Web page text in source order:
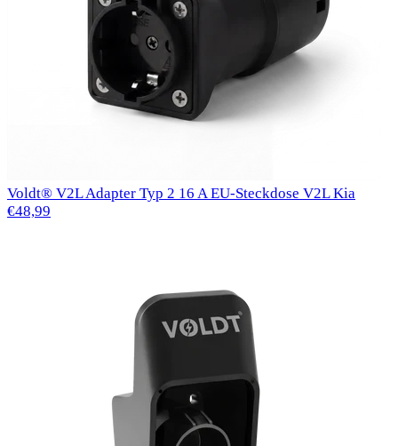
Voldt® V2L Adapter Typ 2 16 A EU-Steckdose V2L Kia
€48,99